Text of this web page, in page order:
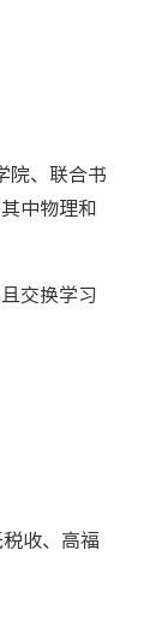
院、联合书
中物理和
交换学习
收、高福